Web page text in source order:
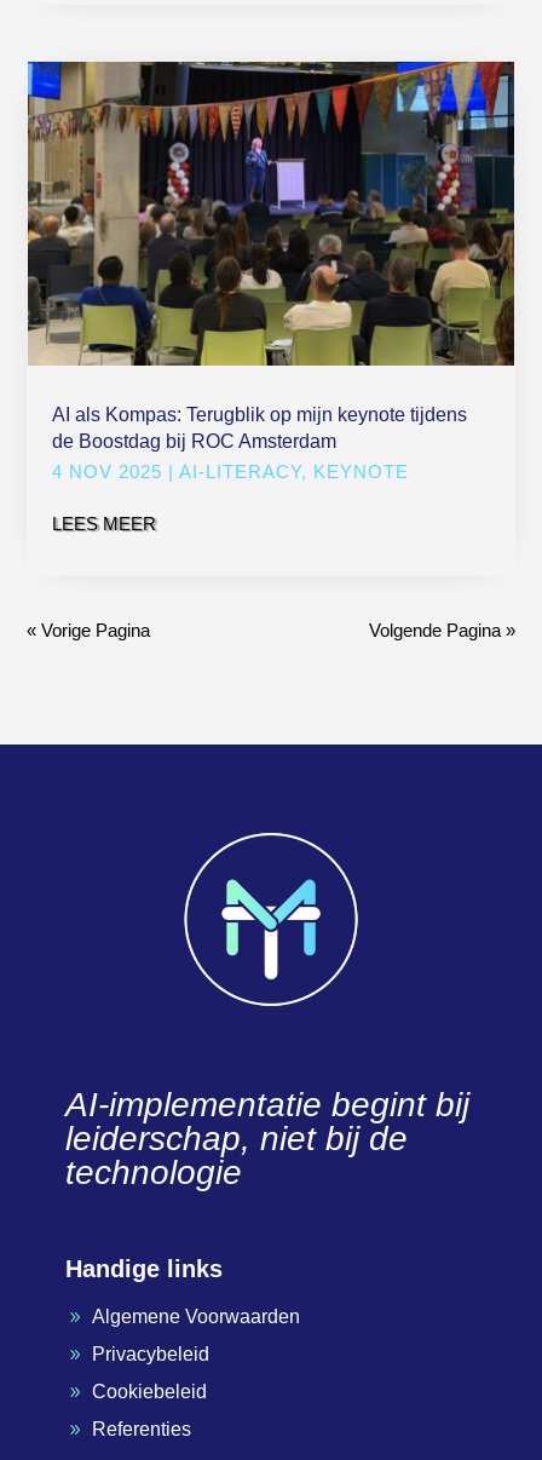
AI als Kompas: Terugblik op mijn keynote tijdens
de Boostdag bij ROC Amsterdam
4 NOV 2025 |AI-LITERACY, KEYNOTE
LEES MEER
« Vorige Pagina Volgende Pagina »
AI-implementatie begint bij
leiderschap, niet bij de
technologie
Handige links
9 Algemene Voorwaarden
9 Privacybeleid
9 Cookiebeleid
9 Referenties